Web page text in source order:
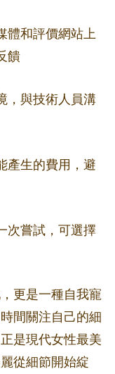
體和評價網站上
饋
，與技術人員溝
產生的費用，避
次嘗試，可選擇
更是一種自我寵
間關注自己的細
是現代女性最美
從細節開始綻